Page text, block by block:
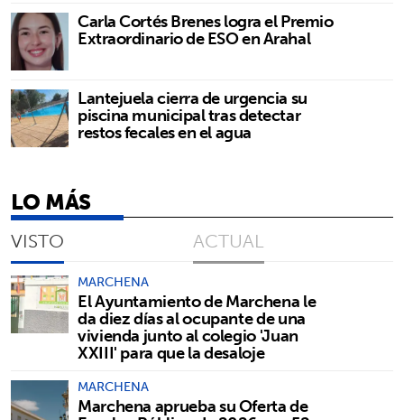
Carla Cortés Brenes logra el Premio
Extraordinario de ESO en Arahal
Lantejuela cierra de urgencia su
piscina municipal tras detectar
restos fecales en el agua
LO MÁS
VISTO ACTUAL
MARCHENA
El Ayuntamiento de Marchena le
da diez días al ocupante de una
vivienda junto al colegio 'Juan
XXIII' para que la desaloje
MARCHENA
Marchena aprueba su Oferta de